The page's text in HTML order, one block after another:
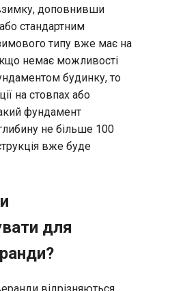
доповнивши
стандартним
типу вже має на
немає можливості
будинку, то
на стовпах або
фундамент
не більше 100
вже буде
для